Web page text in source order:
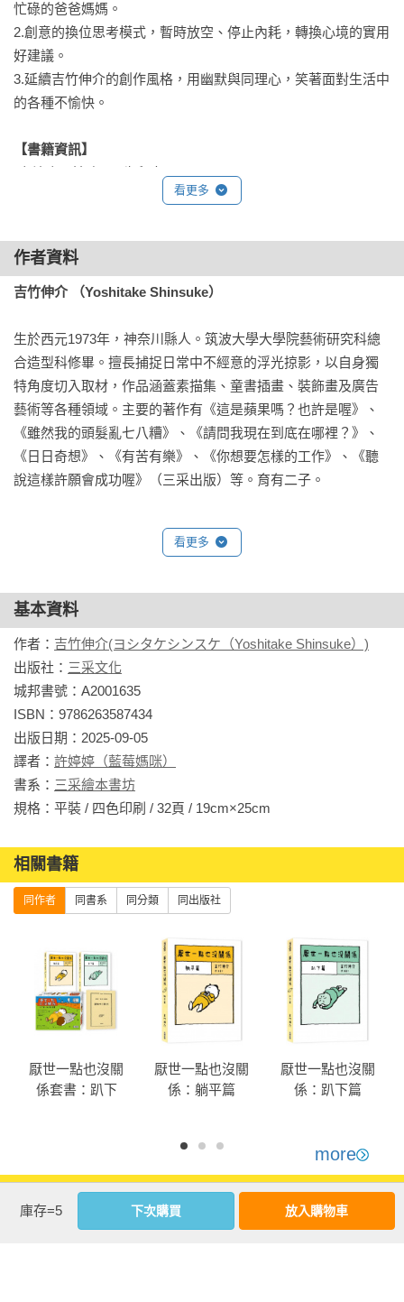
忙碌的爸爸媽媽。
2.創意的換位思考模式，暫時放空、停止內耗，轉換心境的實用
好建議。
3.延續吉竹伸介的創作風格，用幽默與同理心，笑著面對生活中
的各種不愉快。
【書籍資訊】
*有注音，適合4~8歲兒童。
*六大領域分類：社會、情緒。
看更多
作者資料
吉竹伸介 （Yoshitake Shinsuke）
生於西元1973年，神奈川縣人。筑波大學大學院藝術研究科總
合造型科修畢。擅長捕捉日常中不經意的浮光掠影，以自身獨
特角度切入取材，作品涵蓋素描集、童書插畫、裝飾畫及廣告
藝術等各種領域。主要的著作有《這是蘋果嗎？也許是喔》、
《雖然我的頭髮亂七八糟》、《請問我現在到底在哪裡？》、
《日日奇想》、《有苦有樂》、《你想要怎樣的工作》、《聽
說這樣許願會成功喔》（三采出版）等。育有二子。
看更多
基本資料
作者： 吉竹伸介(ヨシタケシンスケ（Yoshitake Shinsuke）)
出版社： 三采文化
城邦書號：A2001635
ISBN：9786263587434
出版日期：2025-09-05
譯者： 許婷婷（藍莓媽咪）
書系： 三采繪本書坊
規格：平裝 / 四色印刷 / 32頁 / 19cm×25cm
相關書籍
同作者 同書系 同分類 同出版社
厭世一點也沒關
係套書：趴下
厭世一點也沒關
係：躺平篇
厭世一點也沒關
係：趴下篇
more
優惠活動快訊
庫存=5 下次購買 放入購物車